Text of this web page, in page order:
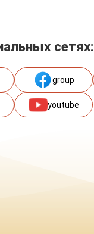
сетях:
group
youtube